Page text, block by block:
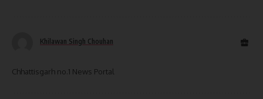
Khilawan Singh Chouhan
Chhattisgarh no.1 News Portal